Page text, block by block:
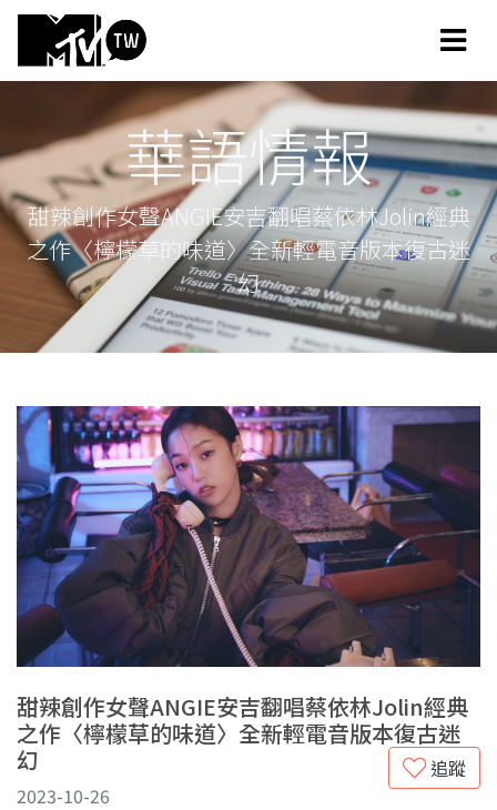
華語情報
甜辣創作女聲ANGIE安吉翻唱蔡依林Jolin經典
之作〈檸檬草的味道〉全新輕電音版本復古迷
幻
甜辣創作女聲ANGIE安吉翻唱蔡依林Jolin經典
之作〈檸檬草的味道〉全新輕電音版本復古迷
幻
追蹤
2023-10-26